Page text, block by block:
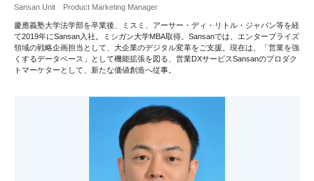
Sansan Unit Product Marketing Manager
慶應義塾大学法学部を卒業後、ミスミ、アーサー・ディ・リトル・ジャパン等を経
て2019年にSansan入社。ミシガン大学MBA取得。Sansanでは、エンタープライズ
領域の戦略企画担当として、大企業のデジタル変革をご支援。現在は、「営業を強
くするデータベース」として機能拡張を図る、営業DXサービスSansanのプロダク
トマーケターとして、新たな価値創造へ従事。